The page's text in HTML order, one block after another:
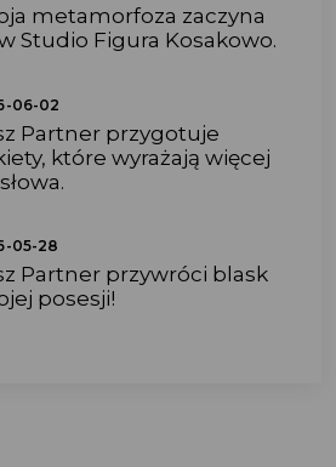
metamorfoza zaczyna
Studio Figura Kosakowo.
06-02
Partner przygotuje
które wyrażają więcej
05-28
Partner przywróci blask
posesji!